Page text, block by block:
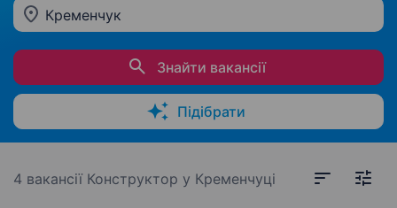
Кременчук
Знайти вакансії
Підібрати
4 вакансії Конструктор у Кременчуці